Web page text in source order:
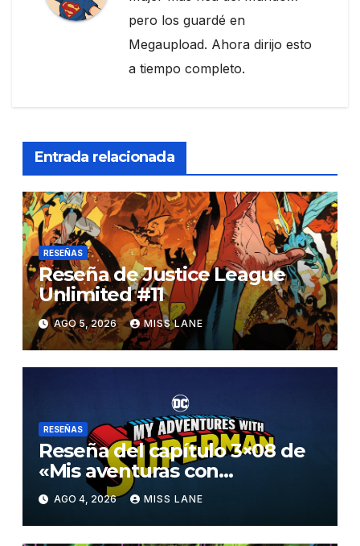
pero los guardé en
Megaupload. Ahora dirijo esto
a tiempo completo.
Entrada relacionada
RESEÑAS
Reseña de Justice League
Unlimited #11
AGO 5, 2026 MISS LANE
RESEÑAS
Reseña del capítulo 3×08 de
«Mis aventuras con
Superman»
AGO 4, 2026 MISS LANE